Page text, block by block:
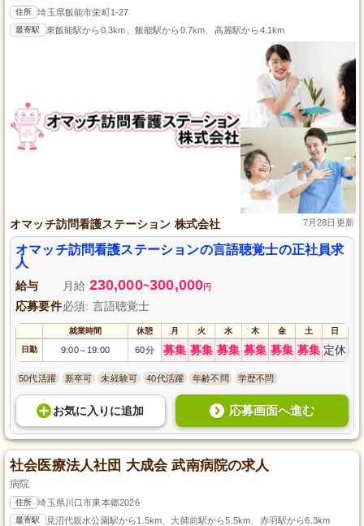
住所 埼玉県飯能市栄町1-27
最寄駅 東飯能駅から0.3km、飯能駅から0.7km、高麗駅から4.1km
オマッチ訪問看護ステーション 株式会社 7月28日更新
オマッチ訪問看護ステーションの言語聴覚士の正社員求
人
給与 月給 230,000~300,000円
応募要件必須: 言語聴覚士
就業時間 休憩 月 火 水 木 金 土 日
日勤 9:00～ 19:00 60分 募集 募集 募集 募集 募集 募集 定休
50代活躍 新卒可 未経験可 40代活躍 年齢不問 学歴不問
お気に入り に追加 応募画面へ進む
社会医療法人社団 大成会 武南病院の求人
病院
住所 埼玉県川口市東本郷2026
最寄駅 見沼代親水公園駅から1.5km、大師前駅から5.5km、赤羽駅から6.3km